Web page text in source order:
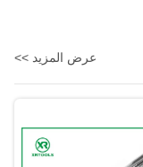
عرض المزيد >>